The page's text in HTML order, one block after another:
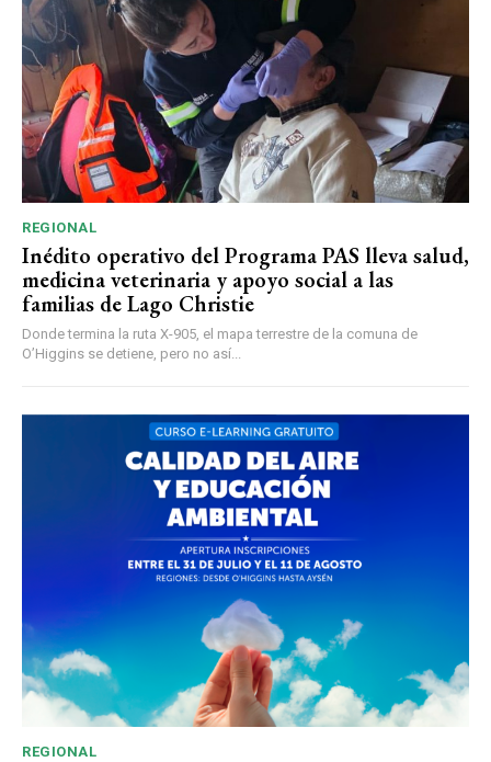
REGIONAL
Inédito operativo del Programa PAS lleva salud,
medicina veterinaria y apoyo social a las
familias de Lago Christie
Donde termina la ruta X-905, el mapa terrestre de la comuna de
O’Higgins se detiene, pero no así...
REGIONAL